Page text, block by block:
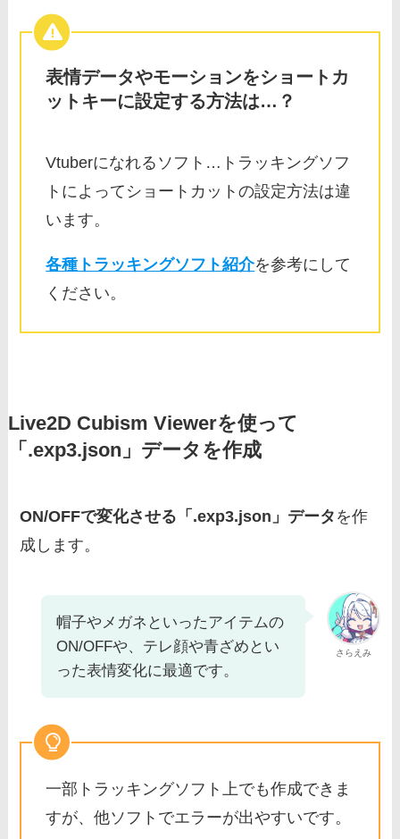
表情データやモーションをショートカ
ットキーに設定する方法は…？
Vtuberになれるソフト…トラッキングソフ
トによってショートカットの設定方法は違
います。
各種トラッキングソフト紹介を参考にして
ください。
Live2D Cubism Viewerを使って
「.exp3.json」データを作成
ON/OFFで変化させる「.exp3.json」データ を作
成します。
さらえみ
帽子やメガネといったアイテムの
ON/OFFや、テレ顔や青ざめとい
った表情変化に最適です。
一部トラッキングソフト上でも作成できま
すが、他ソフトでエラーが出やすいです。